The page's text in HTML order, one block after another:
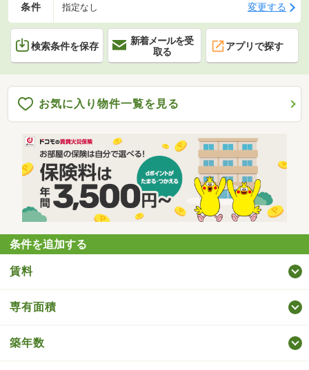
条件 指定なし 変更する
検索条件を保存
新着メールを受
取る
アプリで探す
お気に入り物件一覧を見る
条件を追加する
賃料
専有面積
築年数